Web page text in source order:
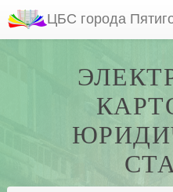
ЦБС города